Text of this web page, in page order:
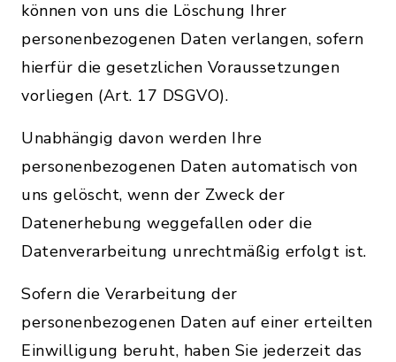
können von uns die Löschung Ihrer
personenbezogenen Daten verlangen, sofern
hierfür die gesetzlichen Voraussetzungen
vorliegen (Art. 17 DSGVO).
Unabhängig davon werden Ihre
personenbezogenen Daten automatisch von
uns gelöscht, wenn der Zweck der
Datenerhebung weggefallen oder die
Datenverarbeitung unrechtmäßig erfolgt ist.
Sofern die Verarbeitung der
personenbezogenen Daten auf einer erteilten
Einwilligung beruht, haben Sie jederzeit das